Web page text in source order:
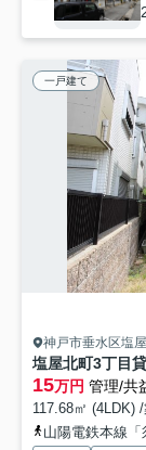
一戸建て
神戸市垂水区塩
塩屋北町3丁目
15万円 管理/共
117.68㎡ (4LDK)
山陽電鉄本線